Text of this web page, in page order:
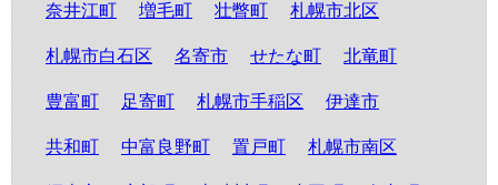
奈井江町 増毛町 壮瞥町 札幌市北区
札幌市白石区 名寄市 せたな町 北竜町
豊富町 足寄町 札幌市手稲区 伊達市
共和町 中富良野町 置戸町 札幌市南区